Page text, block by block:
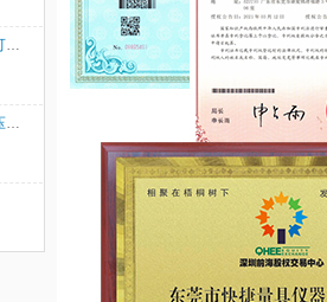
数显深度规/深度计可配T型座/圆T座/圆柱座
硬度计HRC金刚石压头、HRB钢球压头、1.588HRB钢珠